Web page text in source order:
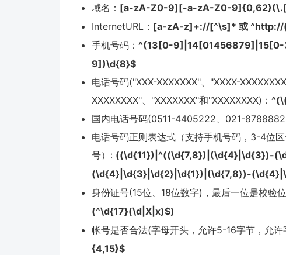
域名： [a-zA-Z0-9][-a-zA-Z0-
InternetURL： [a-zA-z]+://[^\s]* 或
手机号码： ^(13[0-
9])\d{8}$
电话号码("XXX-XXXXXXX"、"XXXX-
XXXXXXXX"、"XXXXXXX"和"XXXXXXXX)：
国内电话号码(0511-4405222、021-
电话号码正则表达式（支持手机号码，3-4位
号）: ((\d{11})|^((\d{7,8})|(\d{4}|\d{3})-
(\d{4}|\d{3}|\d{2}|\d{1})|(\d{7,8})-
身份证号(15位、18位数字)，最后一位是校验
(^\d{17}(\d|X|x)$)
帐号是否合法(字母开头，允许5-16字节，允许
{4,15}$